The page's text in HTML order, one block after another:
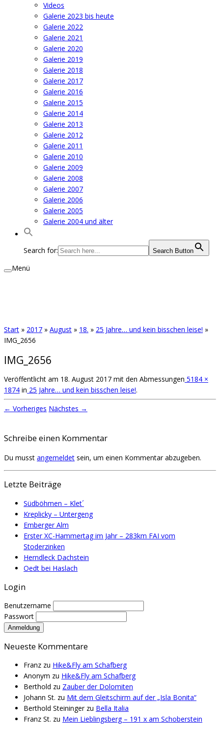
Videos
Galerie 2023 bis heute
Galerie 2022
Galerie 2021
Galerie 2020
Galerie 2019
Galerie 2018
Galerie 2017
Galerie 2016
Galerie 2015
Galerie 2014
Galerie 2013
Galerie 2012
Galerie 2011
Galerie 2010
Galerie 2009
Galerie 2008
Galerie 2007
Galerie 2006
Galerie 2005
Galerie 2004 und älter
Search for: Search Button
Menü
Start » 2017 » August » 18. » 25 Jahre… und kein bisschen leise! »
IMG_2656
IMG_2656
Veröffentlicht am 18. August 2017 mit den Abmessungen 5184 ×
1874 in 25 Jahre… und kein bisschen leise!.
← Vorheriges Nächstes →
Schreibe einen Kommentar
Du musst angemeldet sein, um einen Kommentar abzugeben.
Letzte Beiträge
Südböhmen – Klet´
Kreplicky – Untergeng
Emberger Alm
Erster XC-Hammertag im Jahr – 283km FAI vom
Stoderzinken
Herndleck Dachstein
Oedt bei Haslach
Login
Benutzername
Passwort
Neueste Kommentare
Franz zu Hike&Fly am Schafberg
Anonym zu Hike&Fly am Schafberg
Berthold zu Zauber der Dolomiten
Johann St. zu Mit dem Gleitschirm auf der „Isla Bonita“
Berthold Steiningerzu Bella Italia
Franz St. zu Mein Lieblingsberg – 191 x am Schoberstein